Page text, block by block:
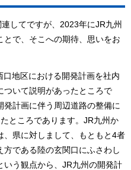
してですが、2023年にJR九州
で、そこへの期待、思いをお
地区における開発計画を社内
ついて説明があったところで
計画に伴う周辺道路の整備に
ところであります。JR九州か
、県に対しまして、もともと4者
である陸の玄関口にふさわし
いう観点から、JR九州の開発計